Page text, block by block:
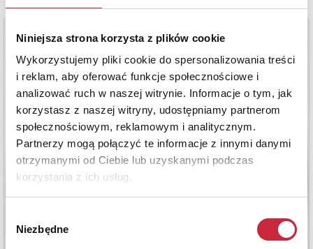
Niniejsza strona korzysta z plików cookie
Wykorzystujemy pliki cookie do spersonalizowania treści
i reklam, aby oferować funkcje społecznościowe i
analizować ruch w naszej witrynie. Informacje o tym, jak
korzystasz z naszej witryny, udostępniamy partnerom
społecznościowym, reklamowym i analitycznym.
Partnerzy mogą połączyć te informacje z innymi danymi
otrzymanymi od Ciebie lub uzyskanymi podczas
korzystania z ich usług.
zgody
Niezbędne